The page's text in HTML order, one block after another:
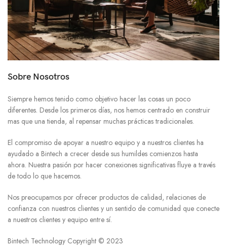
Sobre Nosotros
Siempre hemos tenido como objetivo hacer las cosas un poco
diferentes. Desde los primeros días, nos hemos centrado en construir
mas que una tienda, al repensar muchas prácticas tradicionales.
El compromiso de apoyar a nuestro equipo y a nuestros clientes ha
ayudado a Bintech a crecer desde sus humildes comienzos hasta
ahora. Nuestra pasión por hacer conexiones significativas fluye a través
de todo lo que hacemos.
Nos preocupamos por ofrecer productos de calidad, relaciones de
confianza con nuestros clientes y un sentido de comunidad que conecte
a nuestros clientes y equipo entre sí.
Bintech Technology Copyright © 2023